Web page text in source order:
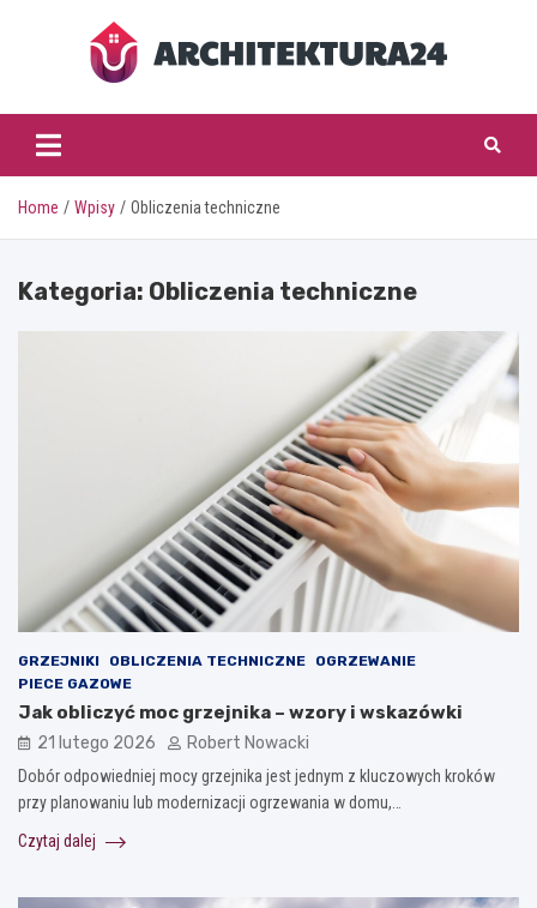
architektura24.pl
Home Wpisy Obliczenia techniczne
Kategoria: Obliczenia techniczne
GRZEJNIKI OBLICZENIA TECHNICZNE
OGRZEWANIE
PIECE GAZOWE
Jak obliczyć moc grzejnika – wzory i wskazówki
21 lutego 2026 Robert Nowacki
Dobór odpowiedniej mocy grzejnika jest jednym z kluczowych kroków
przy planowaniu lub modernizacji ogrzewania w domu,…
Czytaj dalej